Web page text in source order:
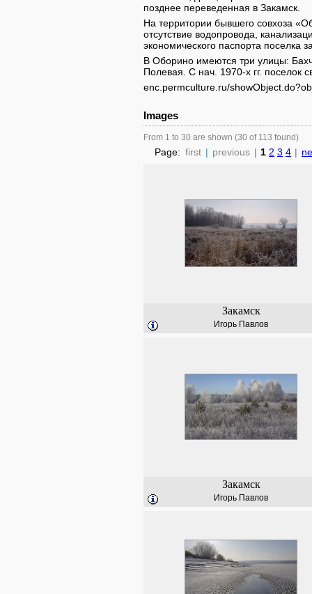
позднее переведенная в Закамск.
На территории бывшего совхоза
отсутствие водопровода,
экономического паспорта поселка
В Оборино имеются три улицы:
Полевая. С нач. 1970-х гг.
enc.permculture.ru/
Images
From 1 to 30 are shown (30 of 113 found)
Page: first | previous | 1 2 3 4 |
Закамск
Игорь Павлов
Закамск
Игорь Павлов